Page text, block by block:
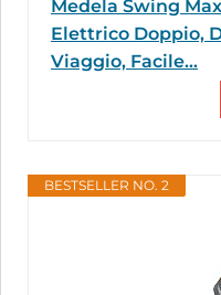
Medela Swing
Elettrico Doppio,
Viaggio, Facile...
BESTSELLER NO. 2